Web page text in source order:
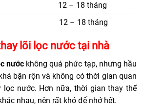
12 – 18 tháng
12 – 18 tháng
lõi lọc nước tại nhà
nướckhông quá phức tạp, nhưng hầu
bận rộn và không có thời gian quan
lọc nước. Hơn nữa, thời gian thay thế
nhau, nên rất khó để nhớ hết.